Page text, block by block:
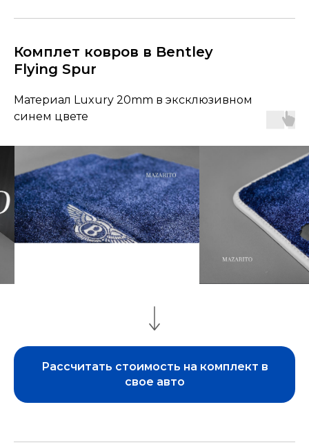
Комплет ковров в Bentley
Flying Spur
Материал Luxury 20mm в эксклюзивном
синем цвете
Рассчитать стоимость на комплект в
свое авто